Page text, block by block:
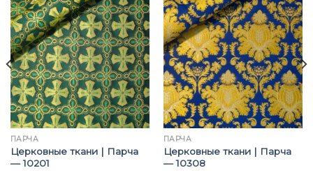
ПАРЧА
Церковные ткани | Парча
— 10201
ПАРЧА
Церковные ткани | Парча
— 10308